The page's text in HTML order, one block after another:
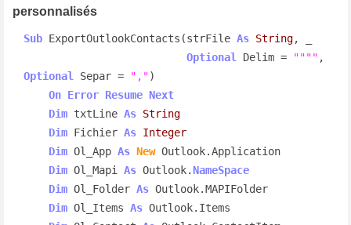
personnalisés
Sub ExportOutlookContacts(strFile As String, _
Optional
Delim = """"
Optional
Separ = ",")
On Error Resume Next
Dim txtLine As String
Dim Fichier As Integer
Dim Ol_App As New Outlook.Application
Dim Ol_Mapi As Outlook.NameSpace
Dim Ol_Folder As Outlook.MAPIFolder
Dim Ol_Items As Outlook.Items